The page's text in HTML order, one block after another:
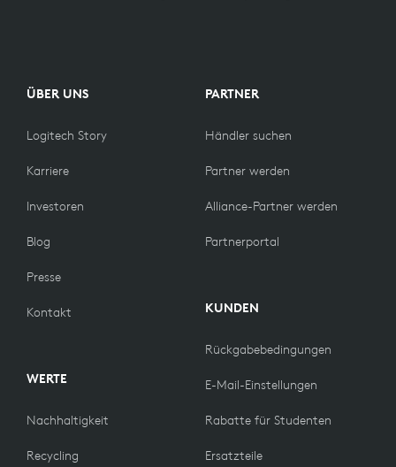
ÜBER UNS
Logitech Story
Karriere
Investoren
Blog
Presse
Kontakt
WERTE
Nachhaltigkeit
Recycling
PARTNER
Händler suchen
Partner werden
Alliance-Partner werden
Partnerportal
KUNDEN
Rückgabebedingungen
E-Mail-Einstellungen
Rabatte für Studenten
Ersatzteile